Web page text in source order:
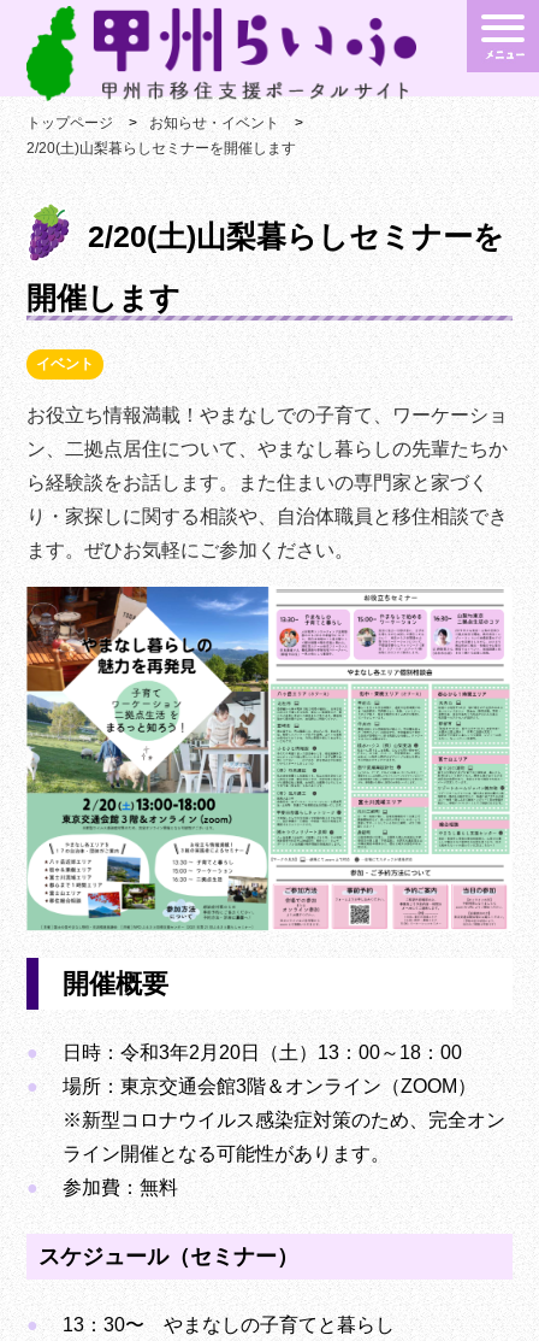
トップページ
お知らせ・イベント
2/20(土)山梨暮らしセミナーを開催します
2/20(土)山梨暮らしセミナーを
開催します
イベント
お役立ち情報満載！やまなしでの子育て、ワーケーショ
ン、二拠点居住について、やまなし暮らしの先輩たちか
ら経験談をお話します。また住まいの専門家と家づく
り・家探しに関する相談や、自治体職員と移住相談でき
ます。ぜひお気軽にご参加ください。
開催概要
日時：令和3年2月20日（土）13：00～18：00
場所：東京交通会館3階＆オンライン（ZOOM）
※新型コロナウイルス感染症対策のため、完全オン
ライン開催となる可能性があります。
参加費：無料
スケジュール（セミナー）
13：30〜 やまなしの子育てと暮らし